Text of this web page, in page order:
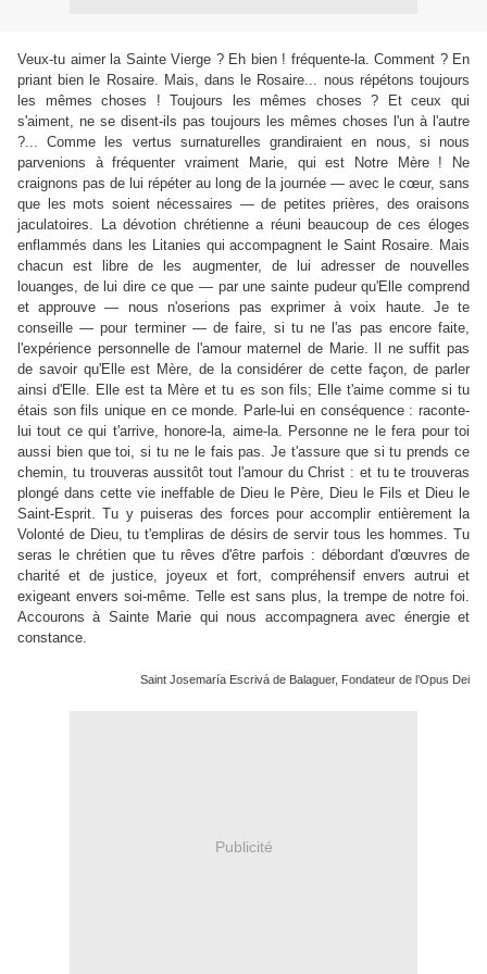
Veux-tu aimer la Sainte Vierge ? Eh bien ! fréquente-la. Comment ? En
priant bien le Rosaire. Mais, dans le Rosaire... nous répétons toujours
les mêmes choses ! Toujours les mêmes choses ? Et ceux qui
s'aiment, ne se disent-ils pas toujours les mêmes choses l'un à l'autre
?... Comme les vertus surnaturelles grandiraient en nous, si nous
parvenions à fréquenter vraiment Marie, qui est Notre Mère ! Ne
craignons pas de lui répéter au long de la journée — avec le cœur, sans
que les mots soient nécessaires — de petites prières, des oraisons
jaculatoires. La dévotion chrétienne a réuni beaucoup de ces éloges
enflammés dans les Litanies qui accompagnent le Saint Rosaire. Mais
chacun est libre de les augmenter, de lui adresser de nouvelles
louanges, de lui dire ce que — par une sainte pudeur qu'Elle comprend
et approuve — nous n'oserions pas exprimer à voix haute. Je te
conseille — pour terminer — de faire, si tu ne l'as pas encore faite,
l'expérience personnelle de l'amour maternel de Marie. Il ne suffit pas
de savoir qu'Elle est Mère, de la considérer de cette façon, de parler
ainsi d'Elle. Elle est ta Mère et tu es son fils; Elle t'aime comme si tu
étais son fils unique en ce monde. Parle-lui en conséquence : raconte-
lui tout ce qui t'arrive, honore-la, aime-la. Personne ne le fera pour toi
aussi bien que toi, si tu ne le fais pas. Je t'assure que si tu prends ce
chemin, tu trouveras aussitôt tout l'amour du Christ : et tu te trouveras
plongé dans cette vie ineffable de Dieu le Père, Dieu le Fils et Dieu le
Saint-Esprit. Tu y puiseras des forces pour accomplir entièrement la
Volonté de Dieu, tu t'empliras de désirs de servir tous les hommes. Tu
seras le chrétien que tu rêves d'être parfois : débordant d'œuvres de
charité et de justice, joyeux et fort, compréhensif envers autrui et
exigeant envers soi-même. Telle est sans plus, la trempe de notre foi.
Accourons à Sainte Marie qui nous accompagnera avec énergie et
constance.
Saint Josemaría Escrivá de Balaguer, Fondateur de l’Opus Dei
Publicité